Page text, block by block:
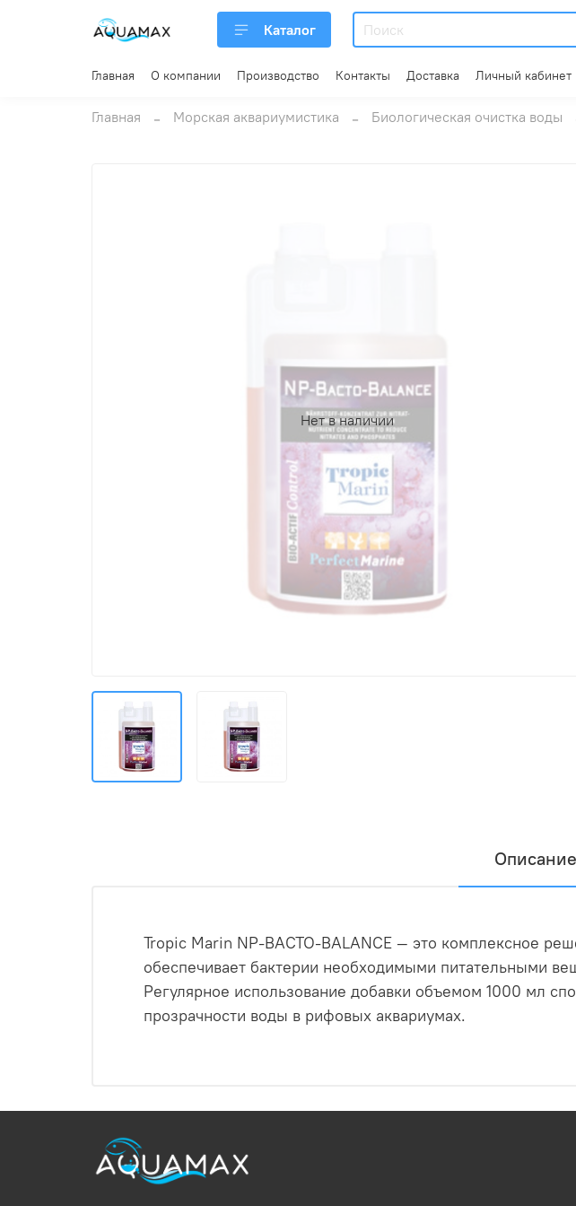
Каталог
Главная О компании Производство Контакты Доставка Личный кабинет
Главная Морская аквариумистика Биологическая очистка воды
Нет в наличии
Описание
Tropic Marin NP-BACTO-BALANCE — это комплексное
обеспечивает бактерии необходимыми питательными
Регулярное использование добавки объемом 1000 мл
прозрачности воды в рифовых аквариумах.